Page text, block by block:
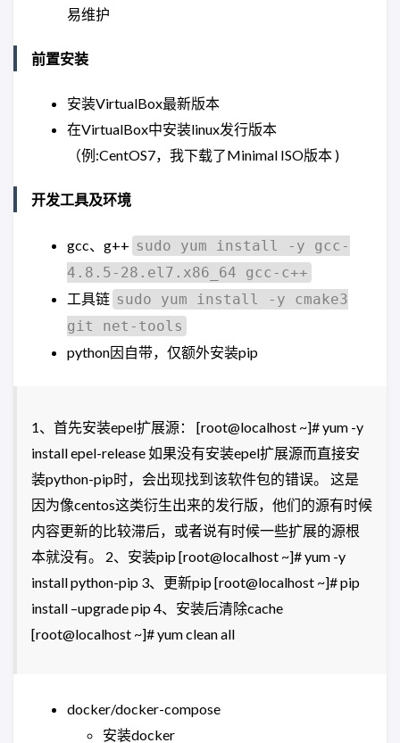
易维护
前置安装
安装VirtualBox最新版本
在VirtualBox中安装linux发行版本
（例:CentOS7，我下载了Minimal ISO版本 )
开发工具及环境
gcc、g++ sudo yum install -y gcc-
4.8.5-28.el7.x86_64 gcc-c++
工具链 sudo yum install -y cmake3
git net-tools
python因自带，仅额外安装pip
1、首先安装epel扩展源： [root@localhost ~]# yum -y
install epel-release 如果没有安装epel扩展源而直接安
装python-pip时，会出现找到该软件包的错误。 这是
因为像centos这类衍生出来的发行版，他们的源有时候
内容更新的比较滞后，或者说有时候一些扩展的源根
本就没有。 2、安装pip [root@localhost ~]# yum -y
install python-pip 3、更新pip [root@localhost ~]# pip
install –upgrade pip 4、安装后清除cache
[root@localhost ~]# yum clean all
docker/docker-compose
安装docker